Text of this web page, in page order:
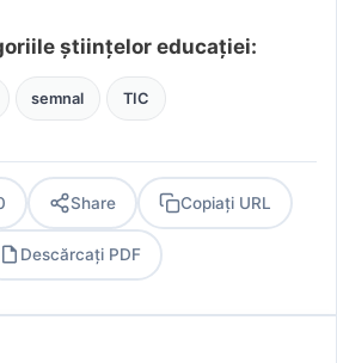
științelor educației:
semnal TIC
Share Copiați URL
Descărcați PDF